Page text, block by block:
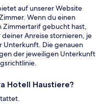
auf unserer Website
Wenn du einen
gebucht hast,
Anreise stornieren, je
Unterkunft. Die genauen
der jeweiligen Unterkunft
Hotell Haustiere?